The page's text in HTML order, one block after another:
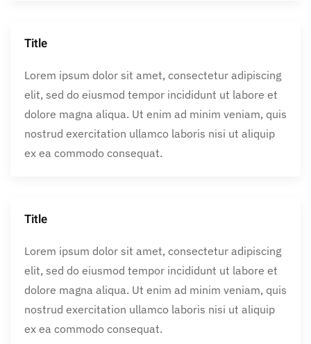
Title
Lorem ipsum dolor sit amet, consectetur adipiscing
elit, sed do eiusmod tempor incididunt ut labore et
dolore magna aliqua. Ut enim ad minim veniam, quis
nostrud exercitation ullamco laboris nisi ut aliquip
ex ea commodo consequat.
Title
Lorem ipsum dolor sit amet, consectetur adipiscing
elit, sed do eiusmod tempor incididunt ut labore et
dolore magna aliqua. Ut enim ad minim veniam, quis
nostrud exercitation ullamco laboris nisi ut aliquip
ex ea commodo consequat.